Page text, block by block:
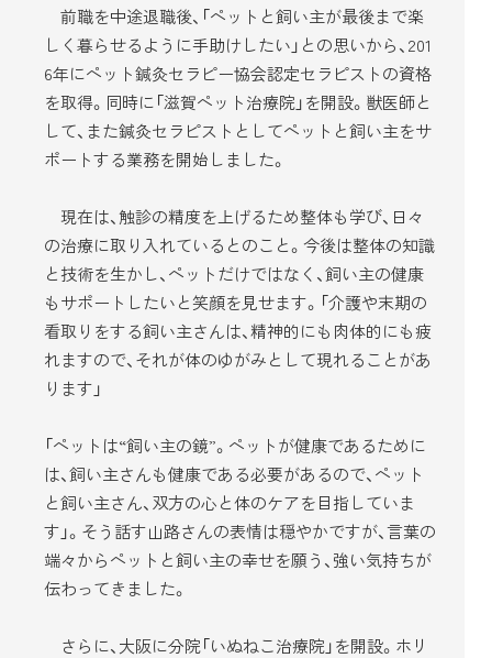
前職を中途退職後、「ペットと飼い主が最後まで楽
しく暮らせるように手助けしたい」との思いから、201
6年にペット鍼灸セラピー協会認定セラピストの資格
を取得。同時に「滋賀ペット治療院」を開設。獣医師と
して、また鍼灸セラピストとしてペットと飼い主をサ
ポートする業務を開始しました。
現在は、触診の精度を上げるため整体も学び、日々
の治療に取り入れているとのこと。今後は整体の知識
と技術を生かし、ペットだけではなく、飼い主の健康
もサポートしたいと笑顔を見せます。「介護や末期の
看取りをする飼い主さんは、精神的にも肉体的にも疲
れますので、それが体のゆがみとして現れることがあ
ります」
「ペットは“飼い主の鏡”。ペットが健康であるために
は、飼い主さんも健康である必要があるので、ペット
と飼い主さん、双方の心と体のケアを目指していま
す」。そう話す山路さんの表情は穏やかですが、言葉の
端々からペットと飼い主の幸せを願う、強い気持ちが
伝わってきました。
さらに、大阪に分院「いぬねこ治療院」を開設。ホリ